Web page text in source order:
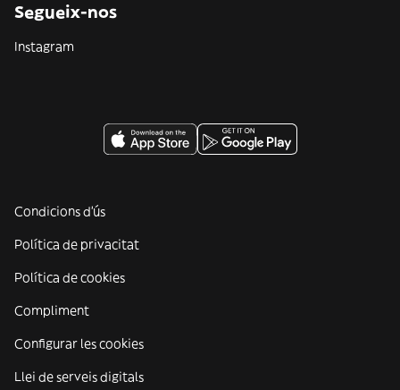
Segueix-nos
Instagram
Condicions d'ús
Política de privacitat
Política de cookies
Compliment
Configurar les cookies
Llei de serveis digitals